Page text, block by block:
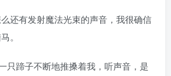
还有发射魔法光束的声音，我很确信
。
只蹄子不断地推搡着我，听声音，是